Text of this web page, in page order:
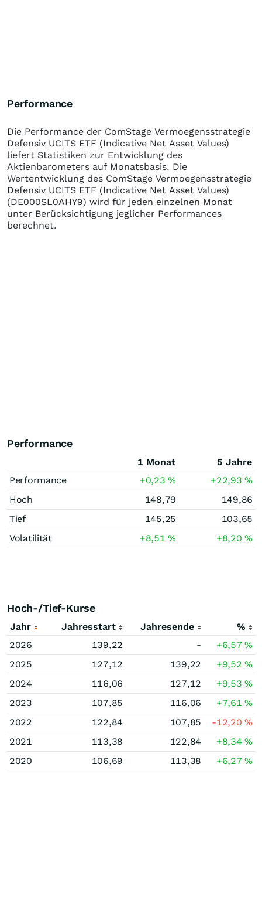
Performance
Die Performance der ComStage Vermoegensstrategie
Defensiv UCITS ETF (Indicative Net Asset Values)
liefert Statistiken zur Entwicklung des
Aktienbarometers auf Monatsbasis. Die
Wertentwicklung des ComStage Vermoegensstrategie
Defensiv UCITS ETF (Indicative Net Asset Values)
(DE000SL0AHY9) wird für jeden einzelnen Monat
unter Berücksichtigung jeglicher Performances
berechnet.
Performance
1 Monat
5 Jahre
Performance
+0,23% +22,93%
Hoch
148,79
149,86
Tief
145,25
103,65
Volatilität
+8,51% +8,20%
Hoch-/Tief-Kurse
Jahr Jahresstart Jahresende
%
2026
139,22 - +6,57%
2025
127,12 139,22 +9,52%
2024
116,06 127,12 +9,53%
2023
107,85 116,06 +7,61%
2022
122,84 107,85 -12,20%
2021
113,38 122,84 +8,34%
2020
106,69 113,38 +6,27%